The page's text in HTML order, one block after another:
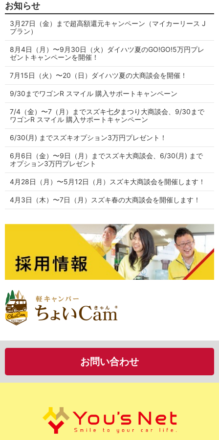
お知らせ
3月27日（金）まで超高額還元キャンペーン（マイカーリース J
プラン）
8月4日（月）〜9月30日（火）ダイハツ夏のGO!GO!5万円プレ
ゼントキャンペーンを開催！
7月15日（火）〜20（日）ダイハツ夏の大商談会を開催！
9/30までワゴンR スマイル 購入サポートキャンペーン
7/4（金）〜7（月）までスズキ七夕まつり大商談会、9/30まで
ワゴンR スマイル 購入サポートキャンペーン
6/30(月) までスズキオプション3万円プレゼント！
6月6日（金）〜9日（月）までスズキ大商談会、6/30(月) まで
オプション3万円プレゼント
4月28日（月）〜5月12日（月）スズキ大商談会を開催します！
4月3日（木）〜7日（月）スズキ春の大商談会を開催します！
お問い合わせ